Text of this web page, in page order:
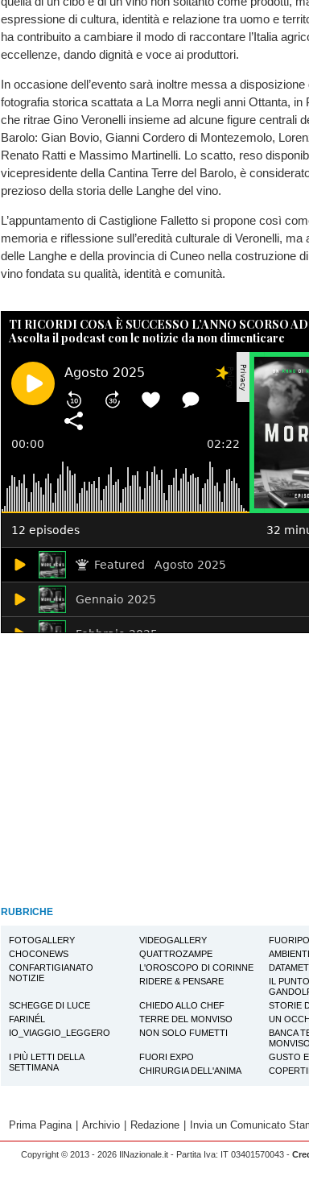
espressione di cultura, identità e relazione tra uomo e
ha contribuito a cambiare il modo di raccontare l’Italia
eccellenze, dando dignità e voce ai produttori.
In occasione dell’evento sarà inoltre messa a
fotografia storica scattata a La Morra negli anni Ottanta, in
che ritrae Gino Veronelli insieme ad alcune figure centrali
Barolo: Gian Bovio, Gianni Cordero di Montezemolo,
Renato Ratti e Massimo Martinelli. Lo scatto, reso
vicepresidente della Cantina Terre del Barolo, è
prezioso della storia delle Langhe del vino.
L’appuntamento di Castiglione Falletto si propone così
memoria e riflessione sull’eredità culturale di Veronelli, ma
delle Langhe e della provincia di Cuneo nella costruzione
vino fondata su qualità, identità e comunità.
TI RICORDI COSA È SUCCESSO L’ANNO SCORSO
Ascolta il podcast con le notizie da non dimenticare
RUBRICHE
FOTOGALLERY VIDEOGALLERY
CHOCONEWS
QUATTROZAMPE
CONFARTIGIANATO
NOTIZIE
L'OROSCOPO DI CORINNE
RIDERE & PENSARE
IL
SCHEGGE DI LUCE
CHIEDO ALLO CHEF
STORIE
FARINÉL
TERRE DEL MONVISO
UN
IO_VIAGGIO_LEGGERO
NON SOLO FUMETTI
BANCA
MONVISO
I PIÙ LETTI DELLA
SETTIMANA
FUORI EXPO
GUSTO
CHIRURGIA DELL'ANIMA
Prima Pagina Archivio Redazione Invia un Comunicato
Copyright © 2013 - 2026 IlNazionale.it - Partita Iva: IT 03401570043 -